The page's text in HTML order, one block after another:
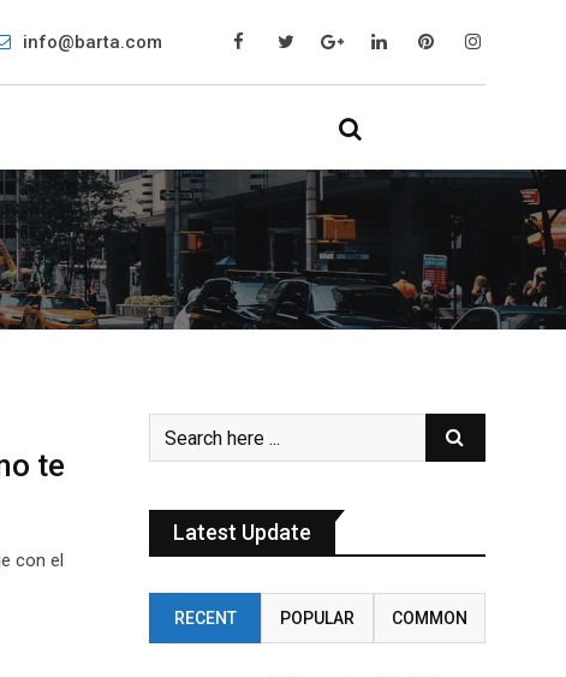
info@barta.com
te
con el
Latest Update
RECENT POPULAR COMMON